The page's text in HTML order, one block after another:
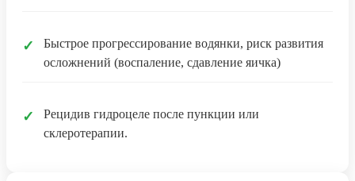
✓
Быстрое прогрессирование водянки, риск развития
осложнений (воспаление, сдавление яичка)
✓
Рецидив гидроцеле после пункции или
склеротерапии.